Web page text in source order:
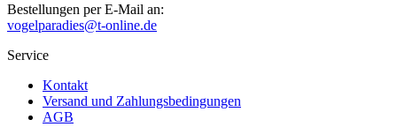
Bestellungen per E-Mail an:
vogelparadies@t-online.de
Service
Kontakt
Versand und Zahlungsbedingungen
AGB